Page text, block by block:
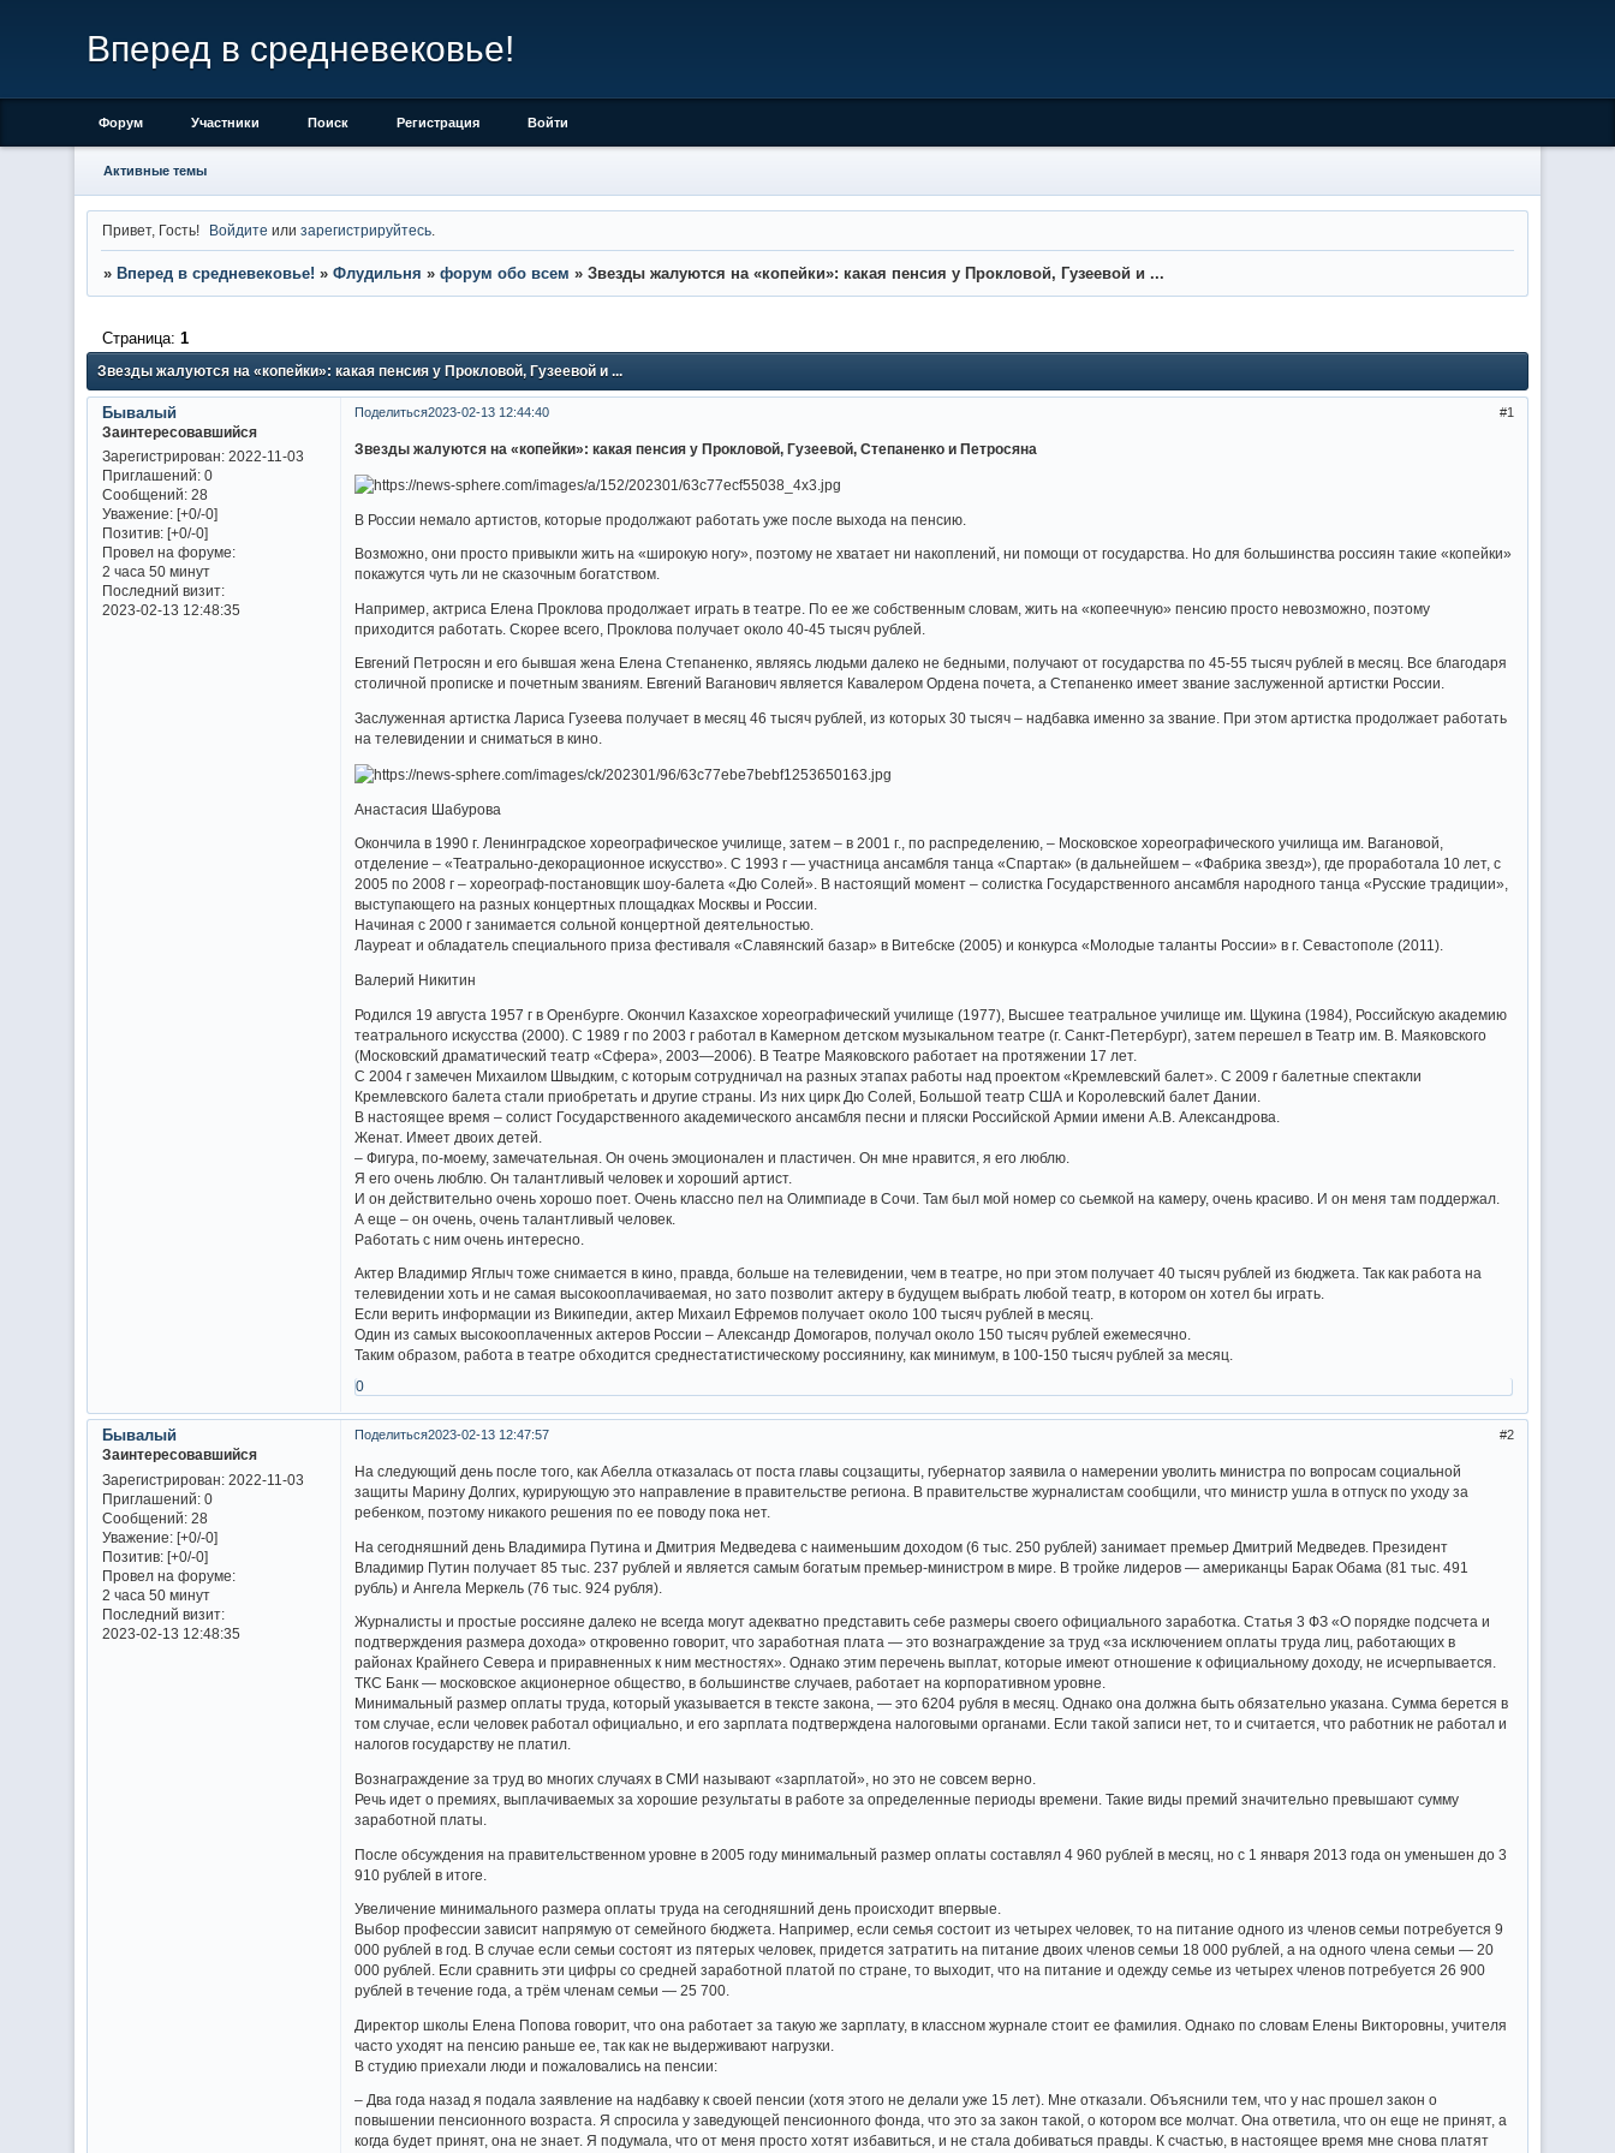
Вперед в средневековье!
Форум Участники Поиск Регистрация Войти
Активные темы
Привет, Гость! Войдите илизарегистрируйтесь
» Вперед в средневековье! » Флудильня » форум обо всем » Звезды жалуются на «копейки»: какая пенсия у Прокловой, Гузеевой и ...
Звезды жалуются на «копейки»: какая пенсия у Прокловой, Гузеевой и ...
Страница: 1
Поделиться 1
2023-02-13 12:44:40
Бывалый
Заинтересовавшийся
Зарегистрирован: 2022-11-03
Приглашений:0
Сообщений:28
Уважение: [+0/-0]
Позитив: [+0/-0]
Провел на форуме:
2 часа 50 минут
Последний визит:
2023-02-13 12:48:35
Звезды жалуются на «копейки»: какая пенсия у Прокловой, Гузеевой, Степаненко и Петросяна
В России немало артистов, которые продолжают работать уже после выхода на пенсию.
Возможно, они просто привыкли жить на «широкую ногу», поэтому не хватает ни накоплений, ни помощи от государства. Но для большинства россиян такие «копейки»
покажутся чуть ли не сказочным богатством.
Например, актриса Елена Проклова продолжает играть в театре. По ее же собственным словам, жить на «копеечную» пенсию просто невозможно, поэтому
приходится работать. Скорее всего, Проклова получает около 40-45 тысяч рублей.
Евгений Петросян и его бывшая жена Елена Степаненко, являясь людьми далеко не бедными, получают от государства по 45-55 тысяч рублей в месяц. Все благодаря
столичной прописке и почетным званиям. Евгений Ваганович является Кавалером Ордена почета, а Степаненко имеет звание заслуженной артистки России.
Заслуженная артистка Лариса Гузеева получает в месяц 46 тысяч рублей, из которых 30 тысяч – надбавка именно за звание. При этом артистка продолжает работать
на телевидении и сниматься в кино.
Анастасия Шабурова
Окончила в 1990 г. Ленинградское хореографическое училище, затем – в 2001 г., по распределению, – Московское хореографического училища им. Вагановой,
отделение – «Театрально-декорационное искусство». С 1993 г — участница ансамбля танца «Спартак» (в дальнейшем – «Фабрика звезд»), где проработала 10 лет, с
2005 по 2008 г – хореограф-постановщик шоу-балета «Дю Солей». В настоящий момент – солистка Государственного ансамбля народного танца «Русские традиции»,
выступающего на разных концертных площадках Москвы и России.
Начиная с 2000 г занимается сольной концертной деятельностью.
Лауреат и обладатель специального приза фестиваля «Славянский базар» в Витебске (2005) и конкурса «Молодые таланты России» в г. Севастополе (2011).
Валерий Никитин
Родился 19 августа 1957 г в Оренбурге. Окончил Казахское хореографический училище (1977), Высшее театральное училище им. Щукина (1984), Российскую академию
театрального искусства (2000). С 1989 г по 2003 г работал в Камерном детском музыкальном театре (г. Санкт-Петербург), затем перешел в Театр им. В. Маяковского
(Московский драматический театр «Сфера», 2003—2006). В Театре Маяковского работает на протяжении 17 лет.
С 2004 г замечен Михаилом Швыдким, с которым сотрудничал на разных этапах работы над проектом «Кремлевский балет». С 2009 г балетные спектакли
Кремлевского балета стали приобретать и другие страны. Из них цирк Дю Солей, Большой театр США и Королевский балет Дании.
В настоящее время – солист Государственного академического ансамбля песни и пляски Российской Армии имени А.В. Александрова.
Женат. Имеет двоих детей.
– Фигура, по-моему, замечательная. Он очень эмоционален и пластичен. Он мне нравится, я его люблю.
Я его очень люблю. Он талантливый человек и хороший артист.
И он действительно очень хорошо поет. Очень классно пел на Олимпиаде в Сочи. Там был мой номер со сьемкой на камеру, очень красиво. И он меня там поддержал.
А еще – он очень, очень талантливый человек.
Работать с ним очень интересно.
Актер Владимир Яглыч тоже снимается в кино, правда, больше на телевидении, чем в театре, но при этом получает 40 тысяч рублей из бюджета. Так как работа на
телевидении хоть и не самая высокооплачиваемая, но зато позволит актеру в будущем выбрать любой театр, в котором он хотел бы играть.
Если верить информации из Википедии, актер Михаил Ефремов получает около 100 тысяч рублей в месяц.
Один из самых высокооплаченных актеров России – Александр Домогаров, получал около 150 тысяч рублей ежемесячно.
Таким образом, работа в театре обходится среднестатистическому россиянину, как минимум, в 100-150 тысяч рублей за месяц.
0
Поделиться 2
2023-02-13 12:47:57
Бывалый
Заинтересовавшийся
Зарегистрирован: 2022-11-03
Приглашений:0
Сообщений:28
Уважение: [+0/-0]
Позитив: [+0/-0]
Провел на форуме:
2 часа 50 минут
Последний визит:
2023-02-13 12:48:35
На следующий день после того, как Абелла отказалась от поста главы соцзащиты, губернатор заявила о намерении уволить министра по вопросам социальной
защиты Марину Долгих, курирующую это направление в правительстве региона. В правительстве журналистам сообщили, что министр ушла в отпуск по уходу за
ребенком, поэтому никакого решения по ее поводу пока нет.
На сегодняшний день Владимира Путина и Дмитрия Медведева с наименьшим доходом (6 тыс. 250 рублей) занимает премьер Дмитрий Медведев. Президент
Владимир Путин получает 85 тыс. 237 рублей и является самым богатым премьер-министром в мире. В тройке лидеров — американцы Барак Обама (81 тыс. 491
рубль) и Ангела Меркель (76 тыс. 924 рубля).
Журналисты и простые россияне далеко не всегда могут адекватно представить себе размеры своего официального заработка. Статья 3 ФЗ «О порядке подсчета и
подтверждения размера дохода» откровенно говорит, что заработная плата — это вознаграждение за труд «за исключением оплаты труда лиц, работающих в
районах Крайнего Севера и приравненных к ним местностях». Однако этим перечень выплат, которые имеют отношение к официальному доходу, не исчерпывается.
ТКС Банк — московское акционерное общество, в большинстве случаев, работает на корпоративном уровне.
Минимальный размер оплаты труда, который указывается в тексте закона, — это 6204 рубля в месяц. Однако она должна быть обязательно указана. Сумма берется в
том случае, если человек работал официально, и его зарплата подтверждена налоговыми органами. Если такой записи нет, то и считается, что работник не работал и
налогов государству не платил.
Вознаграждение за труд во многих случаях в СМИ называют «зарплатой», но это не совсем верно.
Речь идет о премиях, выплачиваемых за хорошие результаты в работе за определенные периоды времени. Такие виды премий значительно превышают сумму
заработной платы.
После обсуждения на правительственном уровне в 2005 году минимальный размер оплаты составлял 4 960 рублей в месяц, но с 1 января 2013 года он уменьшен до 3
910 рублей в итоге.
Увеличение минимального размера оплаты труда на сегодняшний день происходит впервые.
Выбор профессии зависит напрямую от семейного бюджета. Например, если семья состоит из четырех человек, то на питание одного из членов семьи потребуется 9
000 рублей в год. В случае если семьи состоят из пятерых человек, придется затратить на питание двоих членов семьи 18 000 рублей, а на одного члена семьи — 20
000 рублей. Если сравнить эти цифры со средней заработной платой по стране, то выходит, что на питание и одежду семье из четырех членов потребуется 26 900
рублей в течение года, а трём членам семьи — 25 700.
Директор школы Елена Попова говорит, что она работает за такую же зарплату, в классном журнале стоит ее фамилия. Однако по словам Елены Викторовны, учителя
часто уходят на пенсию раньше ее, так как не выдерживают нагрузки.
В студию приехали люди и пожаловались на пенсии:
– Два года назад я подала заявление на надбавку к своей пенсии (хотя этого не делали уже 15 лет). Мне отказали. Объяснили тем, что у нас прошел закон о
повышении пенсионного возраста. Я спросила у заведующей пенсионного фонда, что это за закон такой, о котором все молчат. Она ответила, что он еще не принят, а
когда будет принят, она не знает. Я подумала, что от меня просто хотят избавиться, и не стала добиваться правды. К счастью, в настоящее время мне снова платят